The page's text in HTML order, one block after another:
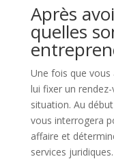
Après
quelles
Une fois que vous
lui fixer un
situation. Au
vous interrogera
affaire et
services